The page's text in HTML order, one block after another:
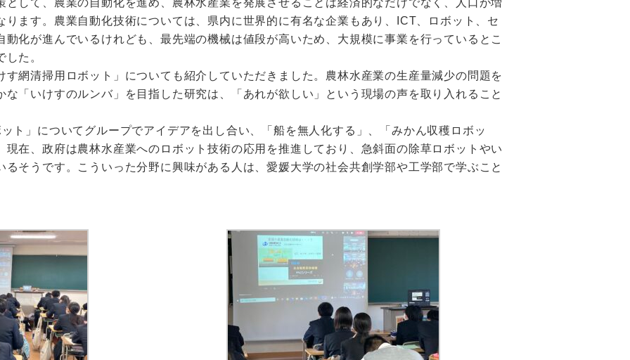
して、農業の自動化を進め、農林水産業を発展させることは経済的なだけでなく、人口が増
ます。農業自動化技術については、県内に世界的に有名な企業もあり、ICT、ロボット、セ
化が進んでいるけれども、最先端の機械は値段が高いため、大規模に事業を行っているとこ
た。
す網清掃用ロボット」についても紹介していただきました。農林水産業の生産量減少の問題を
「いけすのルンバ」を目指した研究は、「あれが欲しい」という現場の声を取り入れること
ト」についてグループでアイデアを出し合い、「船を無人化する」、「みかん収穫ロボッ
在、政府は農林水産業へのロボット技術の応用を推進しており、急斜面の除草ロボットやい
そうです。こういった分野に興味がある人は、愛媛大学の社会共創学部や工学部で学ぶこと